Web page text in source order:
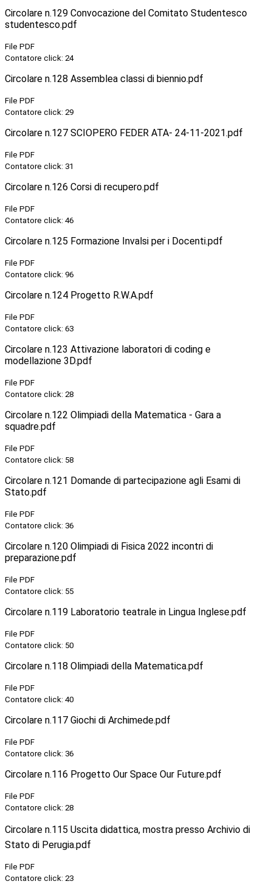
Circolare n.129 Convocazione del Comitato Studentesco
studentesco.pdf
File PDF
Contatore click: 24
Circolare n.128 Assemblea classi di biennio.pdf
File PDF
Contatore click: 29
Circolare n.127 SCIOPERO FEDER ATA- 24-11-2021.pdf
File PDF
Contatore click: 31
Circolare n.126 Corsi di recupero.pdf
File PDF
Contatore click: 46
Circolare n.125 Formazione Invalsi per i Docenti.pdf
File PDF
Contatore click: 96
Circolare n.124 Progetto R.W.A.pdf
File PDF
Contatore click: 63
Circolare n.123 Attivazione laboratori di coding e
modellazione 3D.pdf
File PDF
Contatore click: 28
Circolare n.122 Olimpiadi della Matematica - Gara a
squadre.pdf
File PDF
Contatore click: 58
Circolare n.121 Domande di partecipazione agli Esami di
Stato.pdf
File PDF
Contatore click: 36
Circolare n.120 Olimpiadi di Fisica 2022 incontri di
preparazione.pdf
File PDF
Contatore click: 55
Circolare n.119 Laboratorio teatrale in Lingua Inglese.pdf
File PDF
Contatore click: 50
Circolare n.118 Olimpiadi della Matematica.pdf
File PDF
Contatore click: 40
Circolare n.117 Giochi di Archimede.pdf
File PDF
Contatore click: 36
Circolare n.116 Progetto Our Space Our Future.pdf
File PDF
Contatore click: 28
Circolare n.115 Uscita didattica, mostra presso Archivio di
Stato di Perugia.pdf
File PDF
Contatore click: 23